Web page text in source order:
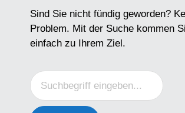
Sind Sie nicht fündig geworden?
Problem. Mit der Suche kommen
einfach zu Ihrem Ziel.